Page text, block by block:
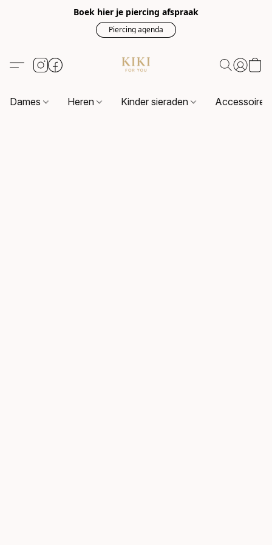
Boek hier je piercing afspraak
Piercing agenda
Dames Heren Kinder sieraden Accessoires